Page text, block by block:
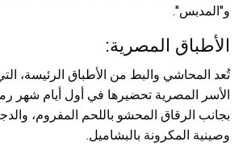
و"المدبس".
الأطباق المصرية:
تُعد المحاشي والبط من الأطباق الرئيسة،
الأسر المصرية تحضيرها في أول أيام شهر
بجانب الرقاق المحشو باللحم المفروم،
وصينية المكرونة بالبشاميل.